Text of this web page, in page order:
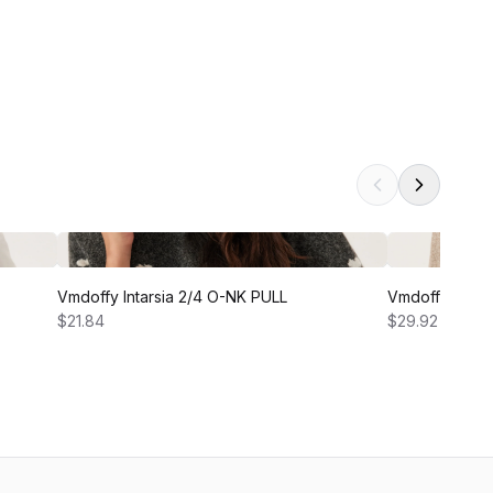
Vmdoffy Intarsia 2/4 O-NK PULL
$21.84
Vmdoffy Ls
$29.92